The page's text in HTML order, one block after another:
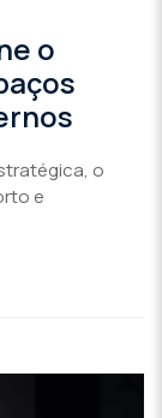
o
o
e